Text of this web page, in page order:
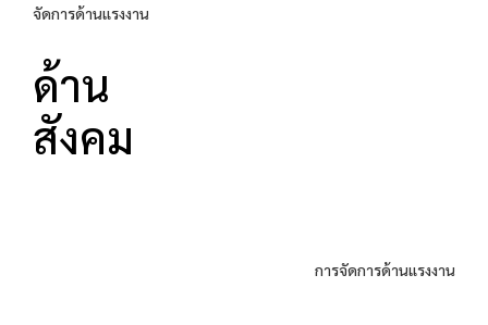
จัดการด้านแรงงาน
ด้าน
สังคม
การจัดการด้านแรงงาน